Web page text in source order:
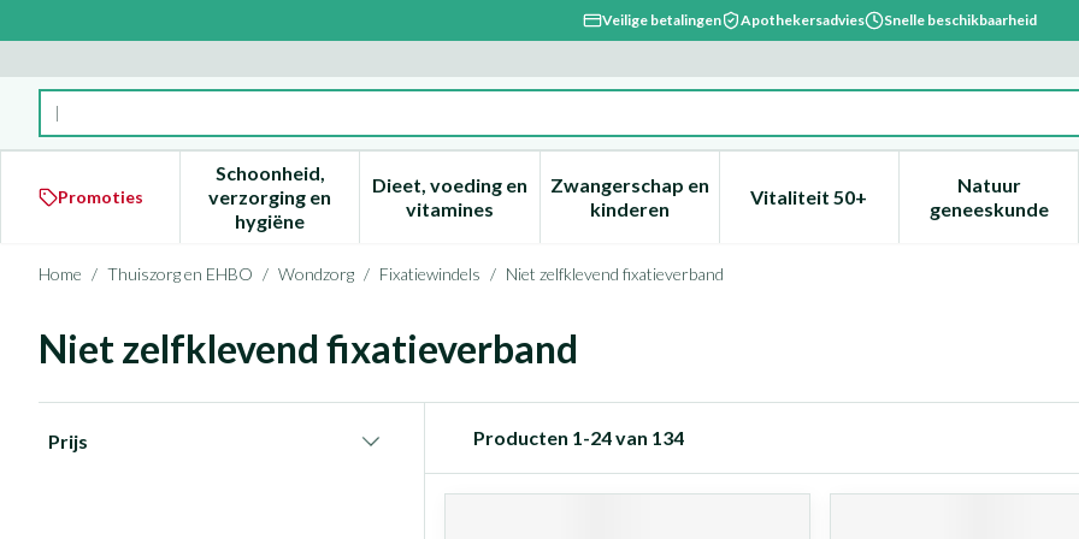
Veilige betalingen Apothekersadvies Snelle beschikbaarheid
Product, merk, categorie...
Promoties
Schoonheid,
verzorging en
hygiëne
Toon submenu voor Schoonheid, verzorging en hygiëne categorie
Dieet, voeding en
vitaminesToon submenu voor Dieet, voeding en vitamines categorie
Zwangerschap en
kinderenToon submenu voor Zwangerschap en kinderen
Vitaliteit 50+Toon submenu voor Vitaliteit
Natuur
geneeskunde
Toon
Home / Thuiszorg en EHBO / Wondzorg / Fixatiewindels / Niet zelfklevend fixatieverband
Niet zelfklevend fixatieverband
Prijs
Producten 1-24van 134